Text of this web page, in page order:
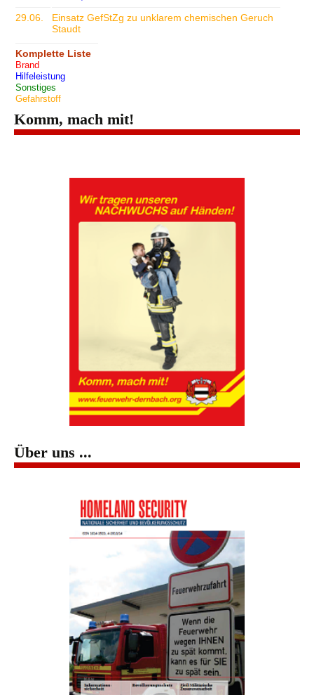
29.06.
Einsatz GefStZg zu unklarem chemischen Geruch
Staudt
Komplette Liste
Brand
Hilfeleistung
Sonstiges
Gefahrstoff
Komm, mach mit!
Über uns ...